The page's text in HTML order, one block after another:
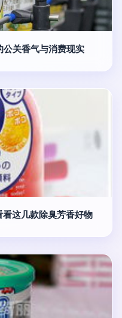
公关香气与消费现实
这几款除臭芳香好物